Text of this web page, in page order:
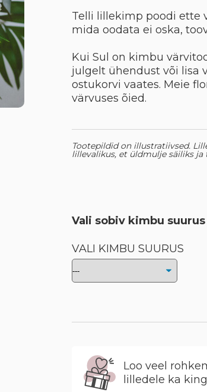
Telli lillekimp poodi ette
mida oodata ei oska,
Kui Sul on kimbu
julgelt ühendust või lisa
ostukorvi vaates. Meie
värvuses õied.
Tootepildid on illustratiivsed.
lillevalikus, et üldmulje säiliks
Vali sobiv kimbu
VALI KIMBU SUURUS
Loo veel
lilledele ka